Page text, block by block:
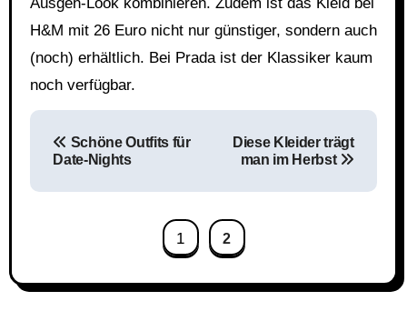
H&M mit 26 Euro nicht nur günstiger, sondern auch
(noch) erhältlich. Bei Prada ist der Klassiker kaum
noch verfügbar.
Beitragsnavigation
Schöne Outfits für
Date-Nights
Diese Kleider trägt
man im Herbst
1 2